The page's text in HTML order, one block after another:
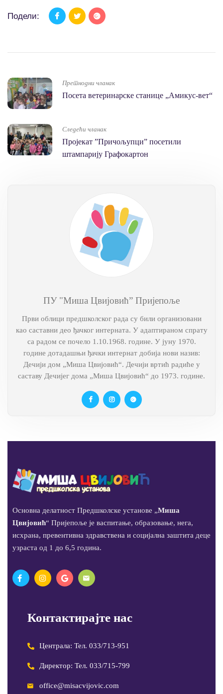
Подели:
Претнодни чланак
Посета ветеринарске станице „Амикус-вет“
Следећи чланак
Пројекат ”Причољупци” посетили
штампарију Графокартон
ПУ "Миша Цвијовић” Пријепоље
Први облици предшколског рада су били организовани
као саставни део ђачког интерната. У адаптираном спрату
са радом се почело 1.10.1968. године. У јуну 1970.
године дотадашњи ђачки интернат добија нови назив:
Дечији дом „Миша Цвијовић“. Дечији вртић радиће у
саставу Дечијег дома „Миша Цвијовић“ до 1973. године.
Основна делатност Предшколске установе „Миша
Цвијовић“ Пријепоље је васпитање, образовање, нега,
исхрана, превентивна здравствена и социјална заштита деце
узраста од 1 до 6,5 година.
Контактирајте нас
Централа: Тел. 033/713-951
Директор: Тел. 033/715-799
office@misacvijovic.com